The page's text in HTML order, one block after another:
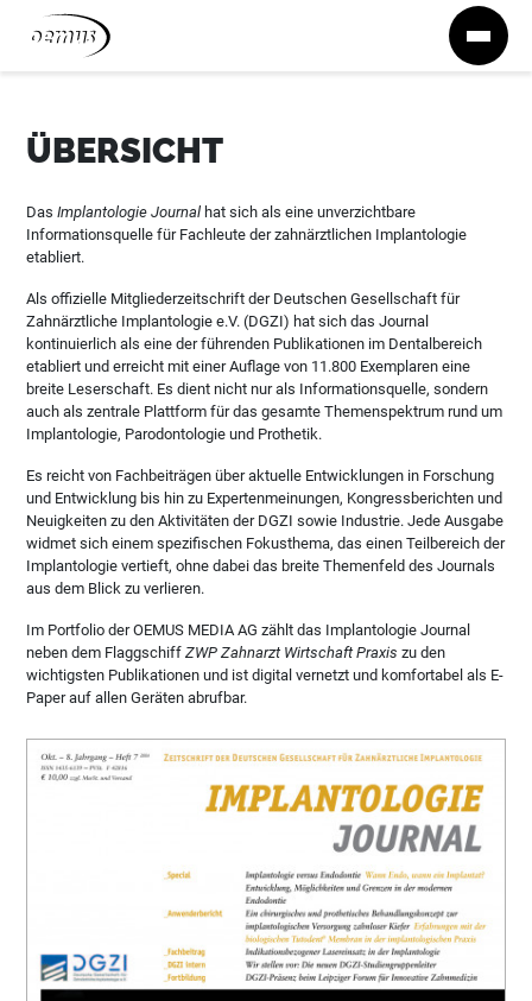
Zum Inhalt springen
ÜBERSICHT
DasImplantologie Journal hat sich als eine unverzichtbare
Informationsquelle für Fachleute der zahnärztlichen Implantologie
etabliert.
Als offizielle Mitgliederzeitschrift der Deutschen Gesellschaft für
Zahnärztliche Implantologie e.V. (DGZI) hat sich das Journal
kontinuierlich als eine der führenden Publikationen im Dentalbereich
etabliert und erreicht mit einer Auflage von 11.800 Exemplaren eine
breite Leserschaft. Es dient nicht nur als Informationsquelle, sondern
auch als zentrale Plattform für das gesamte Themenspektrum rund um
Implantologie, Parodontologie und Prothetik.
Es reicht von Fachbeiträgen über aktuelle Entwicklungen in Forschung
und Entwicklung bis hin zu Expertenmeinungen, Kongressberichten und
Neuigkeiten zu den Aktivitäten der DGZI sowie Industrie. Jede Ausgabe
widmet sich einem spezifischen Fokusthema, das einen Teilbereich der
Implantologie vertieft, ohne dabei das breite Themenfeld des Journals
aus dem Blick zu verlieren.
Im Portfolio der OEMUS MEDIA AG zählt das Implantologie Journal
neben dem FlaggschiffZWP Zahnarzt Wirtschaft Praxiszu den
wichtigsten Publikationen und ist digital vernetzt und komfortabel als E-
Paper auf allen Geräten abrufbar.